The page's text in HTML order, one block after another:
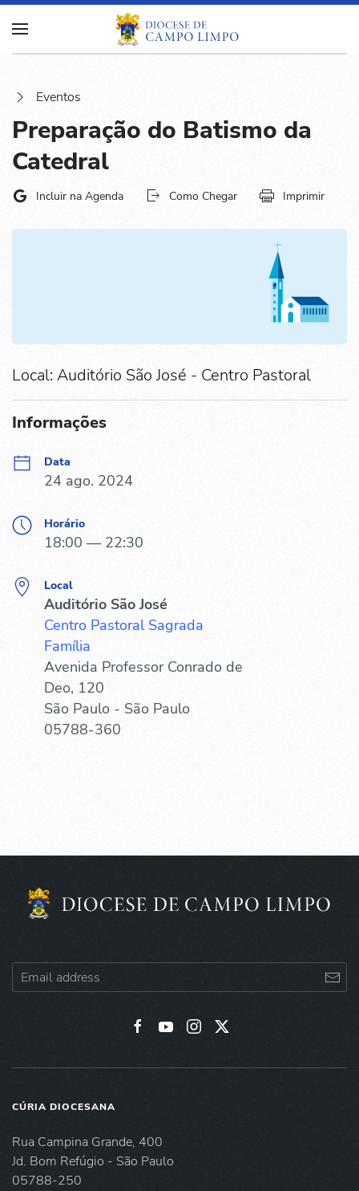
Eventos
Preparação do Batismo da
Catedral
Incluir na Agenda Como Chegar Imprimir
Local: Auditório São José - Centro Pastoral
Informações
Data
24 ago. 2024
Horário
18:00 — 22:30
Local
Auditório São José
Centro Pastoral Sagrada
Família
Avenida Professor Conrado de
Deo, 120
São Paulo - São Paulo
05788-360
CÚRIA DIOCESANA
Rua Campina Grande, 400
Jd. Bom Refúgio - São Paulo
05788-250